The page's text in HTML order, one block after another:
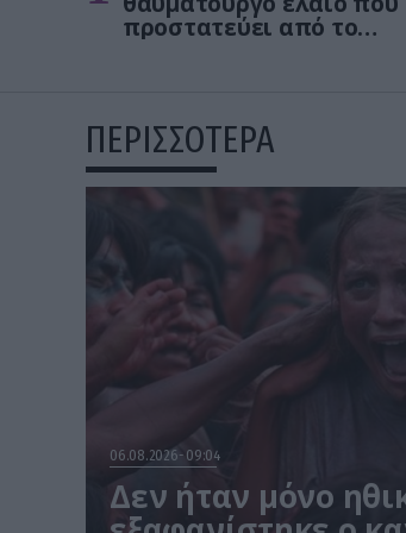
προστατεύει από το
ΠΕΡΙΣΣΟΤΕΡΑ
06.08.2026 09:04
Δεν ήταν μόνο